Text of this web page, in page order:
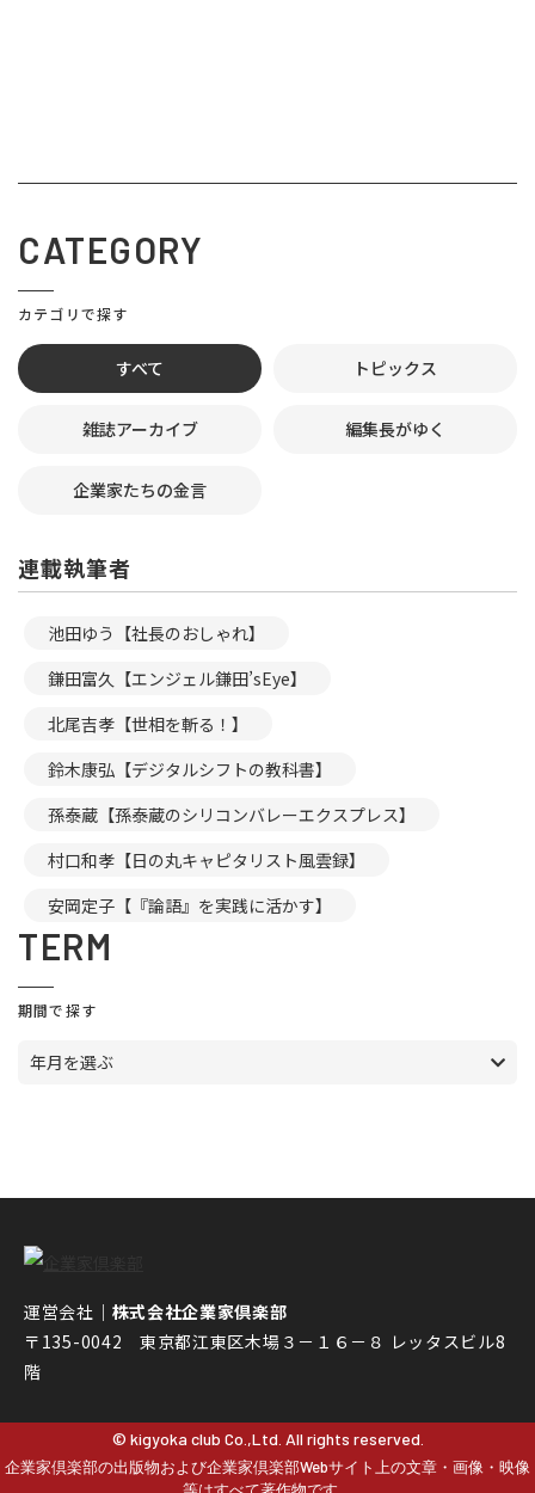
CATEGORY
カテゴリで探す
すべて トピックス
雑誌アーカイブ 編集長がゆく
企業家たちの金言
連載執筆者
池田ゆう【社長のおしゃれ】
鎌田富久【エンジェル鎌田’sEye】
北尾吉孝【世相を斬る！】
鈴木康弘【デジタルシフトの教科書】
孫泰蔵【孫泰蔵のシリコンバレーエクスプレス】
村口和孝【日の丸キャピタリスト風雲録】
安岡定子【『論語』を実践に活かす】
TERM
期間で探す
年月を選ぶ
運営会社｜ 株式会社企業家倶楽部
〒135-0042 東京都江東区木場３－１６－８ レッタスビル8
階
© kigyoka club Co.,Ltd. All rights reserved.
企業家倶楽部の出版物および企業家倶楽部Webサイト上の文章・画像・映像